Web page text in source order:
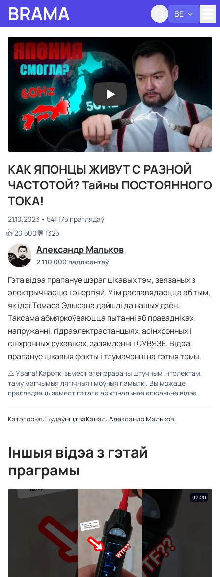
BRAMA BE
КАК ЯПОНЦЫ ЖИВУТ С РАЗНОЙ
ЧАСТОТОЙ? Тайны ПОСТОЯННОГО
ТОКА!
21.10.2023
541 175 праглядаў
👍 20 500💬 1325
Александр Мальков
2 110 000 падпісантаў
Гэта відэа прапануе шэраг цікавых тэм, звязаных з
электрычнасцю і энергіяй. У ім распавядаецца аб тым,
як ідэі Томаса Эдысана дайшлі да нашых дзён.
Таксама абмяркоўваюцца пытанні аб правадніках,
напружанні, гідраэлектрастанцыях, асінхронных і
сінхронных рухавіках, зазямленні і СУВЯЗЕ. Відэа
прапануе цікавыя факты і тлумачэнні на гэтыя тэмы.
⚠️ Увага! Кароткі зьмест згенэраваны штучным інтэлектам,
таму магчымыя лягічныя і моўныя памылкі. Вы можаце
прагледзець замест гэтага арыгінальнае апісаньне відэа
Катэгорыя: БудаўніцтваКанал: Александр Мальков
Іншыя відэа з гэтай
праграмы
02:20